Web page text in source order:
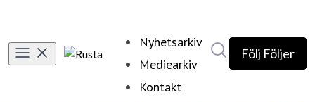
Nyhetsarkiv
Mediearkiv
Kontakt
Följ Följer